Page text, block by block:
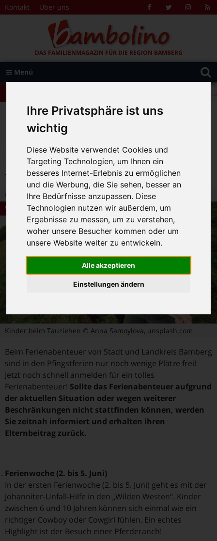
Ihre Privatsphäre ist uns
wichtig
Diese Website verwendet Cookies und
Targeting Technologien, um Ihnen ein
besseres Internet-Erlebnis zu ermöglichen
und die Werbung, die Sie sehen, besser an
Ihre Bedürfnisse anzupassen. Diese
Technologien nutzen wir außerdem, um
Ergebnisse zu messen, um zu verstehen,
woher unsere Besucher kommen oder um
unsere Website weiter zu entwickeln.
Alle akzeptieren
Einstellungen ändern
Zum Inhalt springen
Kontakt Über uns FacebookTwitter
DAS FAMILIENMAGAZIN FÜR DIE REGION BAMBERG
Menü
Suche
nach:
+++ Leolingo: Englischcamp mit Muttersprachlern – auch in Bamberg! +++
Bambolino>Magazin>Veranstaltungstipps>
Ferienabenteuer in den
Pfingstferien – noch wenige Plätze
frei!
4.04.2020 16:17 | Bambolino-Redaktion |
Veranstaltungstipps
Kinder beim Tauziehen © Anna Samoylova, unsplash.com
Beim Ferienabenteuer von Stadt und Landkreis Bamberg
sind in den Pfingstferien nur noch wenige Plätze frei!
Jetzt noch schnell anmelden für ein tolles
Ferienabenteuer! Sollte das Ferienabenteuer aufgrund
der aktuellen Situation oder wegen weiterer
Beschränkungen nicht stattfinden können, werden
Sie zeitnah informiert und erhalten ihren
Elternbeitrag zurück.
Ferienwoche (2. bis 5. Juni)
In der ersten Ferienwoche (2. bis 5. Juni) geht es mit der
Johanniter-Unfall-Hilfe in den „Wilden Westen“. Kinder
zwischen 6 und 10 Jahren können sich einmal wie ein
richtiger Cowboy oder Cowgirl fühlen. Ein echtes
Highlight ist der Besuch einer Pferderanch!